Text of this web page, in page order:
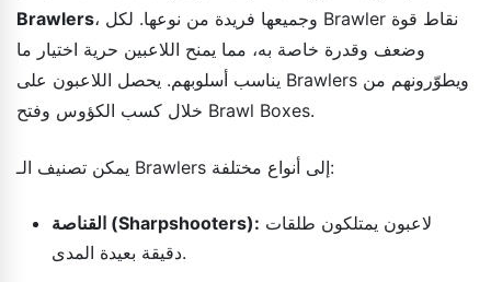
Brawlers، وجميعها فريدة من نوعها. لكل Brawler نقاط قوة
وضعف وقدرة خاصة به، مما يمنح اللاعبين حرية اختيار ما
يناسب أسلوبهم. يحصل اللاعبون على Brawlers ويطوّرونهم من
خلال كسب الكؤوس وفتح Brawl Boxes.
يمكن تصنيف الـ Brawlers إلى أنواع مختلفة:
القناصة (Sharpshooters):
دقيقة بعيدة المدى.